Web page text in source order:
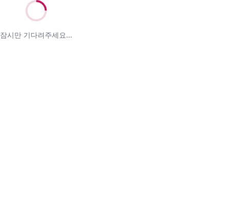
잠시만 기다려주세요...